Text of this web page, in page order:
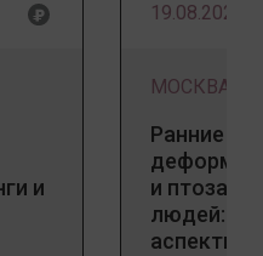
и
19.08.2026
МОСКВА
Ранние
и птоза у
людей:
аспекты